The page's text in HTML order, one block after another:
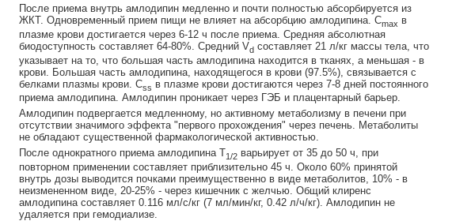
После приема внутрь амлодипин медленно и почти полностью абсорбируется из
ЖКТ. Одновременный прием пищи не влияет на абсорбцию амлодипина. Сmax в
плазме крови достигается через 6-12 ч после приема. Средняя абсолютная
биодоступность составляет 64-80%. Средний Vdсоставляет 21 л/кг массы тела, что
указывает на то, что большая часть амлодипина находится в тканях, а меньшая - в
крови. Большая часть амлодипина, находящегося в крови (97.5%), связывается с
белками плазмы крови. Css в плазме крови достигаются через 7-8 дней постоянного
приема амлодипина. Амлодипин проникает через ГЭБ и плацентарный барьер.
Амлодипин подвергается медленному, но активному метаболизму в печени при
отсутствии значимого эффекта "первого прохождения" через печень. Метаболиты
не обладают существенной фармакологической активностью.
После однократного приема амлодипина Т1/2варьирует от 35 до 50 ч, при
повторном применении составляет приблизительно 45 ч. Около 60% принятой
внутрь дозы выводится почками преимущественно в виде метаболитов, 10% - в
неизмененном виде, 20-25% - через кишечник с желчью. Общий клиренс
амлодипина составляет 0.116 мл/с/кг (7 мл/мин/кг, 0.42 л/ч/кг). Амлодипин не
удаляется при гемодиализе.